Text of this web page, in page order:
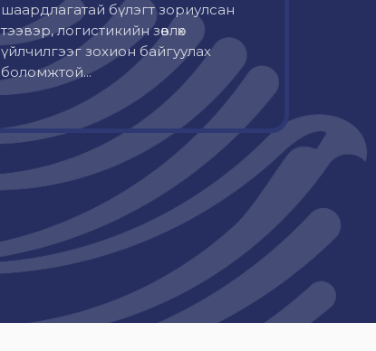
шаардлагатай бүлэгт зориулсан
тээвэр, логистикийн зөвлөх
үйлчилгээг зохион байгуулах
боломжтой...